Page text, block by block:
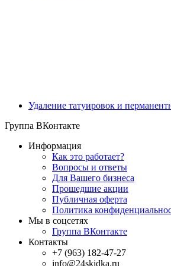
Удаление татуировок и
Группа ВКонтакте
Информация
Как это работает?
Вопросы и ответы
Для Вашего бизнеса
Прошедшие акции
Публичная оферта
Политика
Мы в соцсетях
Группа ВКонтакте
Контакты
+7 (963) 182-47-27
info@24skidka.ru